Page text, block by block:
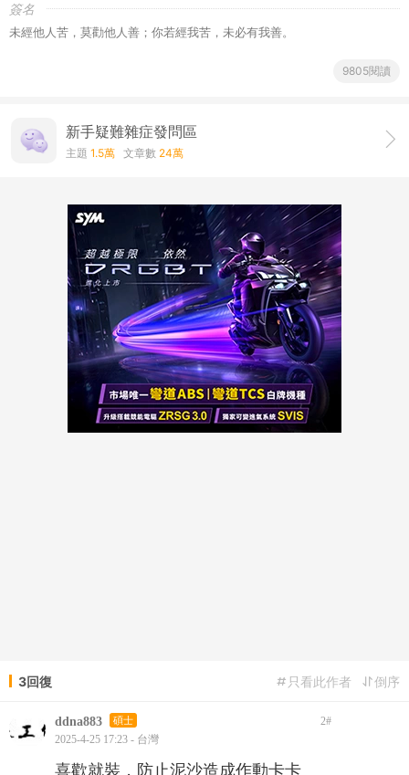
簽名
未經他人苦，莫勸他人善；你若經我苦，未必有我善。
9805閱讀
新手疑難雜症發問區
主題 1.5萬 文章數 24萬
3回復 倒序
只看此作者
ddna883 碩士 2#
2025-4-25 17:23 - 台灣
喜歡就裝，防止泥沙造成作動卡卡